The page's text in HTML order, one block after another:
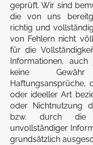
geprüft. Wir sind
die von uns
richtig und
von Fehlern nicht
für die
Informationen, auch
keine
Haftungsansprüche,
oder ideeller Art
oder Nichtnutzung
bzw. durch die
unvollständiger
grundsätzlich